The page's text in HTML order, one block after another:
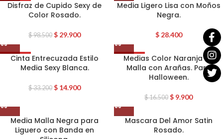
OFERTA
Disfraz de Cupido Sexy de
Color Rosado.
$98.500 $ 29.900
Media Ligero Lisa con Moños
Negra.
$28.400
OFERTA
CALIENTE
Cinta Entrecuzada Estilo
Media Sexy Blanca.
$33.200 $ 14.900
OFERTA
Medias Color Naranja en
Malla con Arañas. Para
Halloween.
$16.500 $ 9.900
Media Malla Negra para
Liguero con Banda en
Mascara Del Amor Satin
Rosado.